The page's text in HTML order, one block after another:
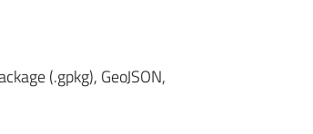
(.gpkg), GeoJSON,